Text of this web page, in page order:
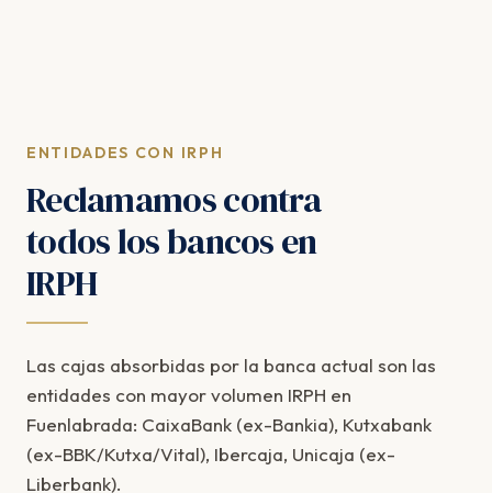
ENTIDADES CON IRPH
Reclamamos contra
todos los bancos en
IRPH
Las cajas absorbidas por la banca actual son las
entidades con mayor volumen IRPH en
Fuenlabrada: CaixaBank (ex-Bankia), Kutxabank
(ex-BBK/Kutxa/Vital), Ibercaja, Unicaja (ex-
Liberbank).